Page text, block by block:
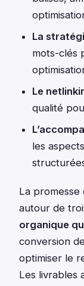
La
mots-clés
Le
qualité
les
La promesse
autour de
organique
conversion
optimiser le
Les livrables